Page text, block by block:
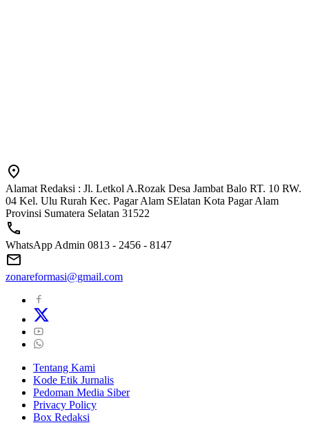
Alamat Redaksi : Jl. Letkol A.Rozak Desa Jambat Balo RT. 10 RW.
04 Kel. Ulu Rurah Kec. Pagar Alam SElatan Kota Pagar Alam
Provinsi Sumatera Selatan 31522
WhatsApp Admin 0813 - 2456 - 8147
zonareformasi@gmail.com
Tentang Kami
Kode Etik Jurnalis
Pedoman Media Siber
Privacy Policy
Box Redaksi